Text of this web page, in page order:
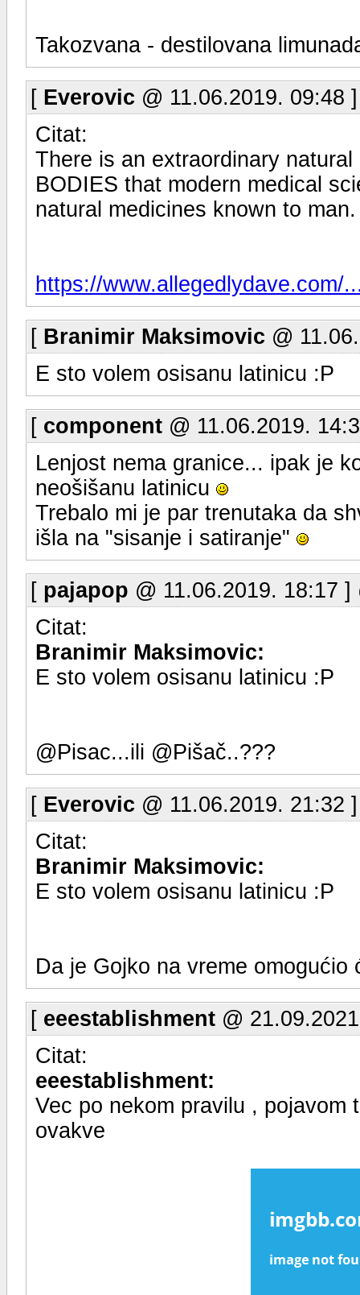
Takozvana - destilovana
[ Everovic @ 11.06.2019. 09:48
Citat:
There is an extraordinary
BODIES that modern medical
natural medicines known to man.
https://www.allegedlydave.com/
[ Branimir Maksimovic @
E sto volem osisanu latinicu :P
[ component @ 11.06.2019.
Lenjost nema granice... ipak je
neošišanu latinicu
Trebalo mi je par trenutaka da
išla na "sisanje i satiranje"
[ pajapop @ 11.06.2019. 18:17 ]
Citat:
Branimir Maksimovic:
E sto volem osisanu latinicu :P
@Pisac...ili @Pišač..???
[ Everovic @ 11.06.2019. 21:32
Citat:
Branimir Maksimovic:
E sto volem osisanu latinicu :P
Da je Gojko na vreme
[ eeestablishment @
Citat:
eeestablishment:
Vec po nekom pravilu , pojavom
ovakve